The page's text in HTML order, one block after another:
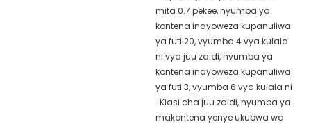
mita 0.7 pekee, nyumba ya
kontena inayoweza kupanuliwa
ya futi 20, vyumba 4 vya kulala
ni vya juu zaidi,nyumba ya
kontena inayoweza kupanuliwa
ya futi 3, vyumba 6 vya kulala ni
Kiasi cha juu zaidi,nyumba ya
makontena yenye ukubwa wa